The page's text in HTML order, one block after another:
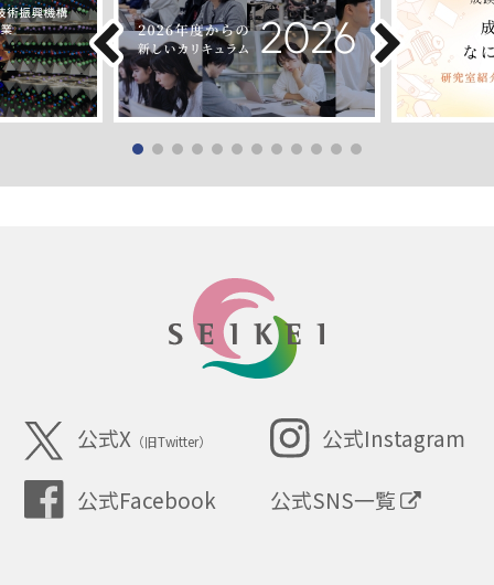
公式X （旧Twitter） 公式Instagram
公式Facebook 公式SNS一覧